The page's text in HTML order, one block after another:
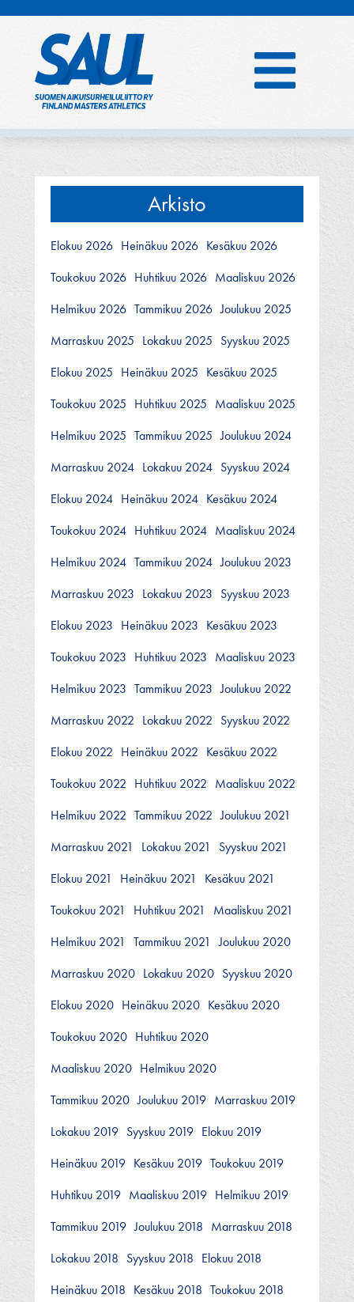
Arkisto
Elokuu 2026 Heinäkuu 2026 Kesäkuu 2026
Toukokuu 2026 Huhtikuu 2026 Maaliskuu 2026
Helmikuu 2026 Tammikuu 2026 Joulukuu 2025
Marraskuu 2025 Lokakuu 2025 Syyskuu 2025
Elokuu 2025 Heinäkuu 2025 Kesäkuu 2025
Toukokuu 2025 Huhtikuu 2025 Maaliskuu 2025
Helmikuu 2025 Tammikuu 2025 Joulukuu 2024
Marraskuu 2024 Lokakuu 2024 Syyskuu 2024
Elokuu 2024 Heinäkuu 2024 Kesäkuu 2024
Toukokuu 2024 Huhtikuu 2024 Maaliskuu 2024
Helmikuu 2024 Tammikuu 2024 Joulukuu 2023
Marraskuu 2023 Lokakuu 2023 Syyskuu 2023
Elokuu 2023 Heinäkuu 2023 Kesäkuu 2023
Toukokuu 2023 Huhtikuu 2023 Maaliskuu 2023
Helmikuu 2023 Tammikuu 2023 Joulukuu 2022
Marraskuu 2022 Lokakuu 2022 Syyskuu 2022
Elokuu 2022 Heinäkuu 2022 Kesäkuu 2022
Toukokuu 2022 Huhtikuu 2022 Maaliskuu 2022
Helmikuu 2022 Tammikuu 2022 Joulukuu 2021
Marraskuu 2021
Lokakuu 2021
Syyskuu 2021
Elokuu 2021
Heinäkuu 2021
Kesäkuu 2021
Toukokuu 2021
Huhtikuu 2021
Maaliskuu 2021
Helmikuu 2021
Tammikuu 2021
Joulukuu 2020
Marraskuu 2020 Lokakuu 2020 Syyskuu 2020
Elokuu 2020 Heinäkuu 2020 Kesäkuu 2020
Toukokuu 2020 Huhtikuu 2020
Maaliskuu 2020 Helmikuu 2020
Tammikuu 2020 Joulukuu 2019 Marraskuu 2019
Lokakuu 2019 Syyskuu 2019 Elokuu 2019
Heinäkuu 2019 Kesäkuu 2019 Toukokuu 2019
Huhtikuu 2019 Maaliskuu 2019 Helmikuu 2019
Tammikuu 2019 Joulukuu 2018 Marraskuu 2018
Lokakuu 2018 Syyskuu 2018 Elokuu 2018
Heinäkuu 2018 Kesäkuu 2018 Toukokuu 2018